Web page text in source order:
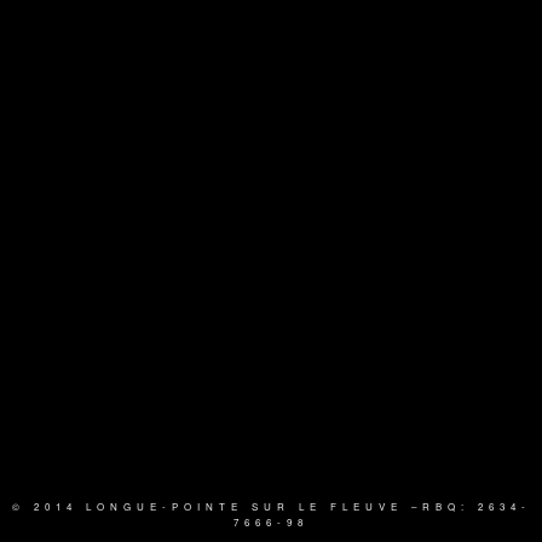
© 2014 LONGUE-POINTE SUR LE FLEUVE –RBQ: 2634-
7666-98